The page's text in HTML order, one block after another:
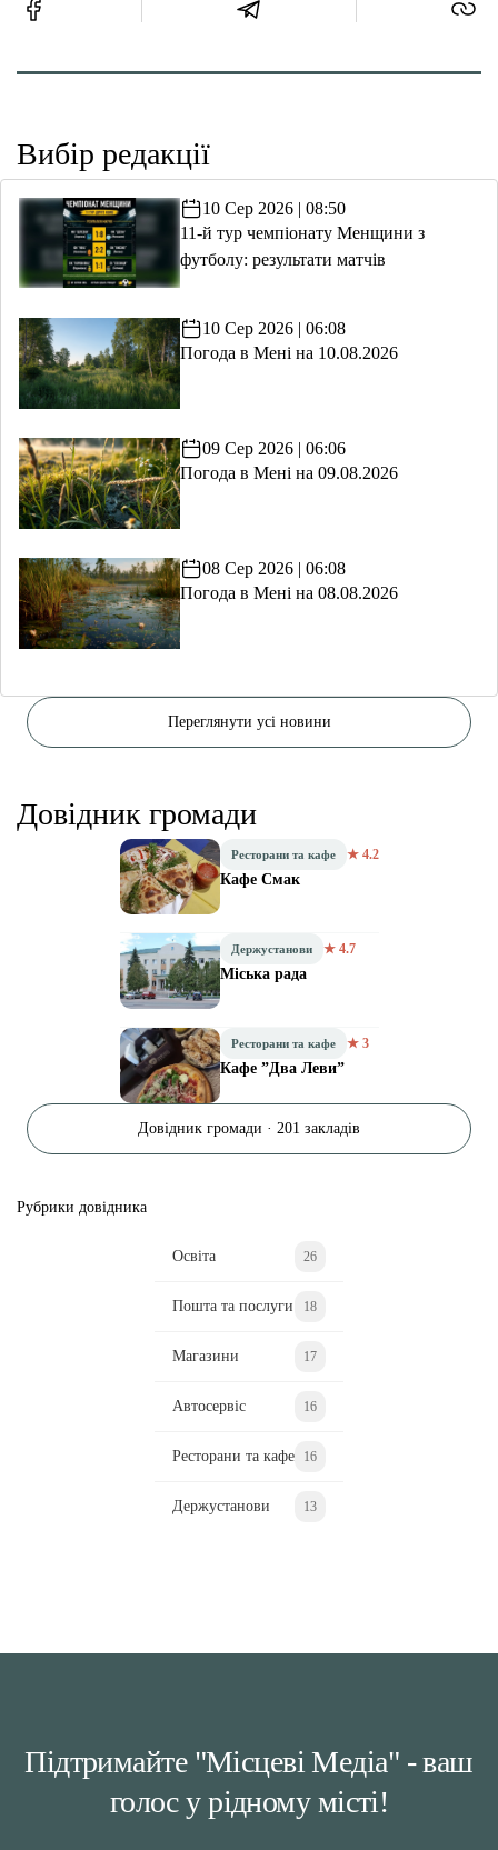
Вибір редакції
10 Сер 2026 | 08:50
11-й тур чемпіонату Менщини з
футболу: результати матчів
10 Сер 2026 | 06:08
Погода в Мені на 10.08.2026
09 Сер 2026 | 06:06
Погода в Мені на 09.08.2026
08 Сер 2026 | 06:08
Погода в Мені на 08.08.2026
Переглянути усі новини
Довідник громади
Ресторани та кафе ★ 4.2
Кафе Смак
Держустанови ★ 4.7
Міська рада
Ресторани та кафе ★ 3
Кафе ”Два Леви”
Довідник громади · 201 закладів
Рубрики довідника
Освіта 26
Пошта та послуги 18
Магазини 17
Автосервіс 16
Ресторани та кафе 16
Держустанови 13
Підтримайте "Місцеві Медіа" - ваш
голос у рідному місті!